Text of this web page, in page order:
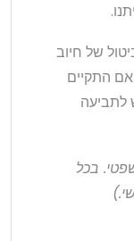
של חיוב
התקיים
לתביעה
בכל